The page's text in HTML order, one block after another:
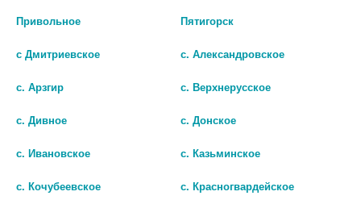
Привольное Пятигорск
с Дмитриевское с. Александровское
с. Арзгир с. Верхнерусское
с. Дивное с. Донское
с. Ивановское с. Казьминское
с. Кочубеевское с. Красногвардейское